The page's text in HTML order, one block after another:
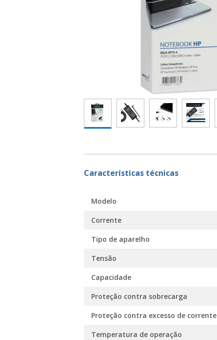
Características técnicas
Modelo
Corrente
Tipo de aparelho
Tensão
Capacidade
Proteção contra sobrecarga
Proteção contra excesso de corrente
Temperatura de operação